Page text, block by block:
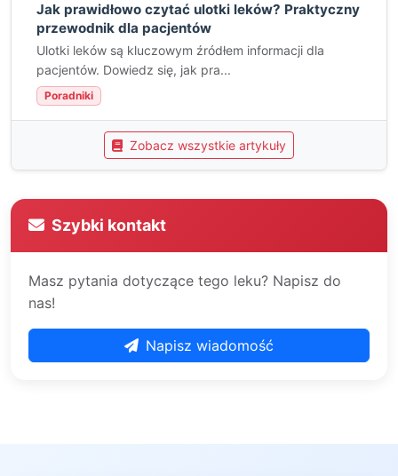
Jak prawidłowo czytać ulotki leków? Praktyczny
przewodnik dla pacjentów
Ulotki leków są kluczowym źródłem informacji dla
pacjentów. Dowiedz się, jak pra...
Poradniki
Zobacz wszystkie artykuły
Szybki kontakt
Masz pytania dotyczące tego leku? Napisz do
nas!
Napisz wiadomość